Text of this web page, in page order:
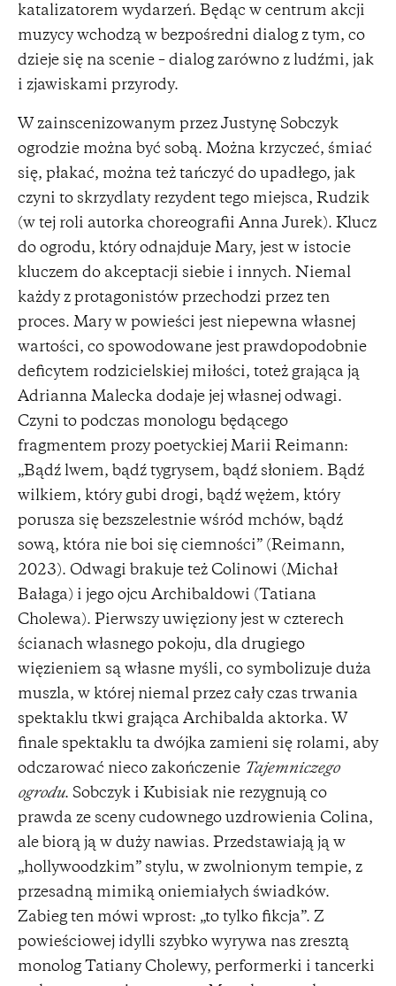
katalizatorem wydarzeń. Będąc w centrum akcji
muzycy wchodzą w bezpośredni dialog z tym, co
dzieje się na scenie – dialog zarówno z ludźmi, jak
i zjawiskami przyrody.
W zainscenizowanym przez Justynę Sobczyk
ogrodzie można być sobą. Można krzyczeć, śmiać
się, płakać, można też tańczyć do upadłego, jak
czyni to skrzydlaty rezydent tego miejsca, Rudzik
(w tej roli autorka choreografii Anna Jurek). Klucz
do ogrodu, który odnajduje Mary, jest w istocie
kluczem do akceptacji siebie i innych. Niemal
każdy z protagonistów przechodzi przez ten
proces. Mary w powieści jest niepewna własnej
wartości, co spowodowane jest prawdopodobnie
deficytem rodzicielskiej miłości, toteż grająca ją
Adrianna Malecka dodaje jej własnej odwagi.
Czyni to podczas monologu będącego
fragmentem prozy poetyckiej Marii Reimann:
„Bądź lwem, bądź tygrysem, bądź słoniem. Bądź
wilkiem, który gubi drogi, bądź wężem, który
porusza się bezszelestnie wśród mchów, bądź
sową, która nie boi się ciemności” (Reimann,
2023). Odwagi brakuje też Colinowi (Michał
Bałaga) i jego ojcu Archibaldowi (Tatiana
Cholewa). Pierwszy uwięziony jest w czterech
ścianach własnego pokoju, dla drugiego
więzieniem są własne myśli, co symbolizuje duża
muszla, w której niemal przez cały czas trwania
spektaklu tkwi grająca Archibalda aktorka. W
finale spektaklu ta dwójka zamieni się rolami, aby
odczarować nieco zakończenie Tajemniczego
ogrodu. Sobczyk i Kubisiak nie rezygnują co
prawda ze sceny cudownego uzdrowienia Colina,
ale biorą ją w duży nawias. Przedstawiają ją w
„hollywoodzkim” stylu, w zwolnionym tempie, z
przesadną mimiką oniemiałych świadków.
Zabieg ten mówi wprost: „to tylko fikcja”. Z
powieściowej idylli szybko wyrywa nas zresztą
monolog Tatiany Cholewy, performerki i tancerki